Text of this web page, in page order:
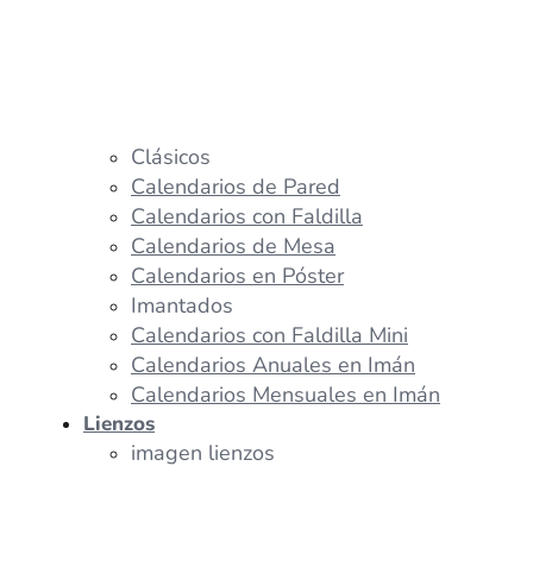
Clásicos
Calendarios de Pared
Calendarios con Faldilla
Calendarios de Mesa
Calendarios en Póster
Imantados
Calendarios con Faldilla Mini
Calendarios Anuales en Imán
Calendarios Mensuales en Imán
Lienzos
imagen lienzos